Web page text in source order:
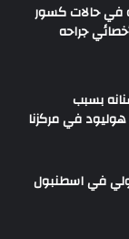
في حالات كسور
جراحه
بسبب
هوليود في مركزنا
في اسطنبول